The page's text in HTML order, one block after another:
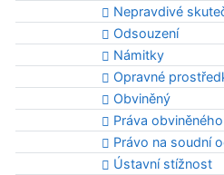
Nepravdivé
Odsouzení
Námitky
Opravné
Obviněný
Práva obviněného
Právo na soudní
Ústavní stížnost